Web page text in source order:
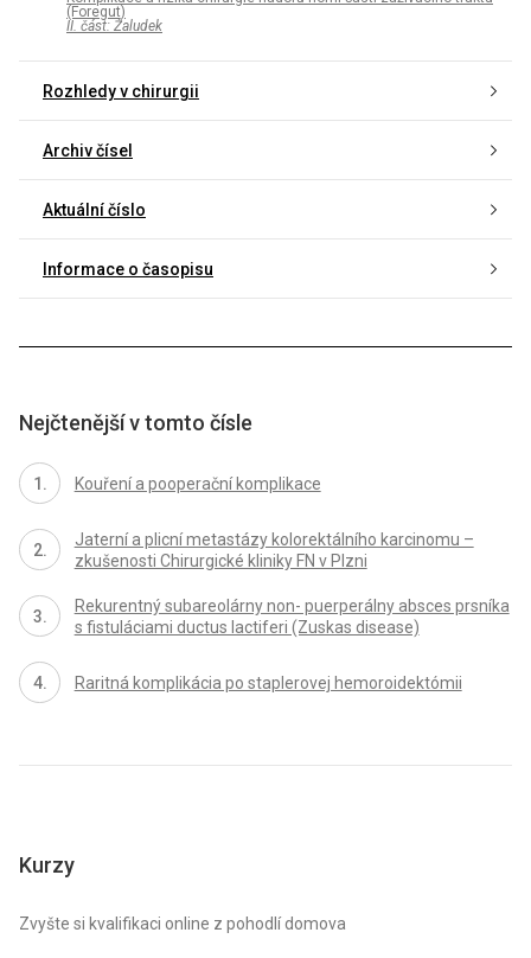
(Foregut)
II. část: Žaludek
Rozhledy v chirurgii
Archiv čísel
Aktuální číslo
Informace o časopisu
Nejčtenější v tomto čísle
Kouření a pooperační komplikace
Jaterní a plicní metastázy kolorektálního karcinomu –
zkušenosti Chirurgické kliniky FN v Plzni
Rekurentný subareolárny non- puerperálny absces prsníka
s fistuláciami ductus lactiferi (Zuskas disease)
Raritná komplikácia po staplerovej hemoroidektómii
Kurzy
Zvyšte si kvalifikaci online z pohodlí domova